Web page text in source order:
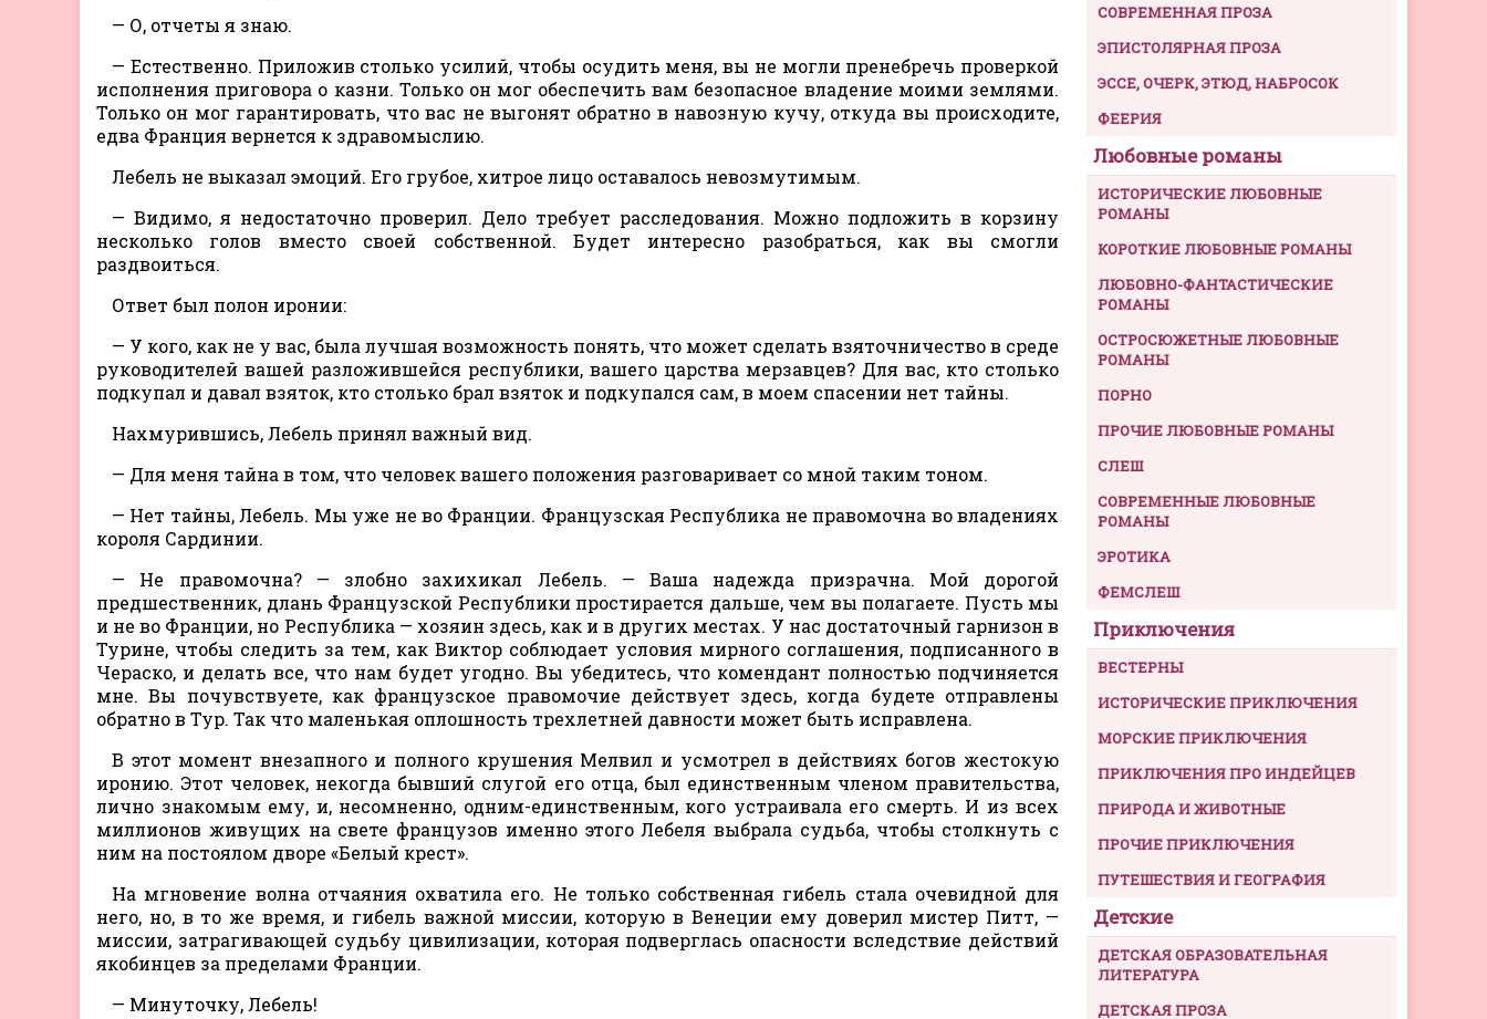
— О, отчеты я знаю.
— Естественно. Приложив столько усилий, чтобы осудить меня, вы не могли пренебречь проверкой
исполнения приговора о казни. Только он мог обеспечить вам безопасное владение моими землями.
Только он мог гарантировать, что вас не выгонят обратно в навозную кучу, откуда вы происходите,
едва Франция вернется к здравомыслию.
Лебель не выказал эмоций. Его грубое, хитрое лицо оставалось невозмутимым.
— Видимо, я недостаточно проверил. Дело требует расследования. Можно подложить в корзину
несколько голов вместо своей собственной. Будет интересно разобраться, как вы смогли
раздвоиться.
Ответ был полон иронии:
— У кого, как не у вас, была лучшая возможность понять, что может сделать взяточничество в среде
руководителей вашей разложившейся республики, вашего царства мерзавцев? Для вас, кто столько
подкупал и давал взяток, кто столько брал взяток и подкупался сам, в моем спасении нет тайны.
Нахмурившись, Лебель принял важный вид.
— Для меня тайна в том, что человек вашего положения разговаривает со мной таким тоном.
— Нет тайны, Лебель. Мы уже не во Франции. Французская Республика не правомочна во владениях
короля Сардинии.
— Не правомочна? — злобно захихикал Лебель. — Ваша надежда призрачна. Мой дорогой
предшественник, длань Французской Республики простирается дальше, чем вы полагаете. Пусть мы
и не во Франции, но Республика — хозяин здесь, как и в других местах. У нас достаточный гарнизон в
Турине, чтобы следить за тем, как Виктор соблюдает условия мирного соглашения, подписанного в
Чераско, и делать все, что нам будет угодно. Вы убедитесь, что комендант полностью подчиняется
мне. Вы почувствуете, как французское правомочие действует здесь, когда будете отправлены
обратно в Тур. Так что маленькая оплошность трехлетней давности может быть исправлена.
В этот момент внезапного и полного крушения Мелвил и усмотрел в действиях богов жестокую
иронию. Этот человек, некогда бывший слугой его отца, был единственным членом правительства,
лично знакомым ему, и, несомненно, одним-единственным, кого устраивала его смерть. И из всех
миллионов живущих на свете французов именно этого Лебеля выбрала судьба, чтобы столкнуть с
ним на постоялом дворе «Белый крест».
На мгновение волна отчаяния охватила его. Не только собственная гибель стала очевидной для
него, но, в то же время, и гибель важной миссии, которую в Венеции ему доверил мистер Питт, —
миссии, затрагивающей судьбу цивилизации, которая подверглась опасности вследствие действий
якобинцев за пределами Франции.
— Минуточку, Лебель!
СОВРЕМЕННАЯ ПРОЗА
ЭПИСТОЛЯРНАЯ ПРОЗА
ЭССЕ, ОЧЕРК, ЭТЮД, НАБРОСОК
ФЕЕРИЯ
Любовные романы
ИСТОРИЧЕСКИЕ ЛЮБОВНЫЕ
РОМАНЫ
КОРОТКИЕ ЛЮБОВНЫЕ РОМАНЫ
ЛЮБОВНО-ФАНТАСТИЧЕСКИЕ
РОМАНЫ
ОСТРОСЮЖЕТНЫЕ ЛЮБОВНЫЕ
РОМАНЫ
ПОРНО
ПРОЧИЕ ЛЮБОВНЫЕ РОМАНЫ
СЛЕШ
СОВРЕМЕННЫЕ ЛЮБОВНЫЕ
РОМАНЫ
ЭРОТИКА
ФЕМСЛЕШ
Приключения
ВЕСТЕРНЫ
ИСТОРИЧЕСКИЕ ПРИКЛЮЧЕНИЯ
МОРСКИЕ ПРИКЛЮЧЕНИЯ
ПРИКЛЮЧЕНИЯ ПРО ИНДЕЙЦЕВ
ПРИРОДА И ЖИВОТНЫЕ
ПРОЧИЕ ПРИКЛЮЧЕНИЯ
ПУТЕШЕСТВИЯ И ГЕОГРАФИЯ
Детские
ДЕТСКАЯ ОБРАЗОВАТЕЛЬНАЯ
ЛИТЕРАТУРА
ДЕТСКАЯ ПРОЗА